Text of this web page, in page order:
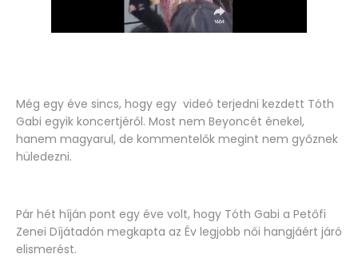
Még egy éve sincs, hogy egy videó terjedni kezdett Tóth
Gabi egyik koncertjéről. Most nem Beyoncét énekel,
hanem magyarul, de kommentelők megint nem győznek
hüledezni.
Pár hét híján pont egy éve volt, hogy Tóth Gabi a Petőfi
Zenei Díjátadón megkapta az Év legjobb női hangjáért járó
elismerést.